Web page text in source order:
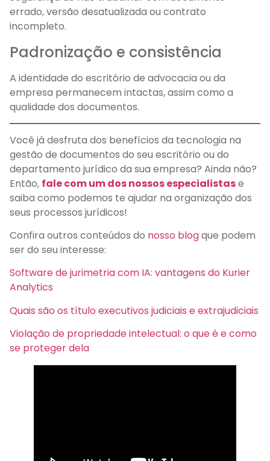
errado, versão desatualizada ou contrato
incompleto.
Padronização e consistência
A identidade do escritório de advocacia ou da
empresa permanecem intactas, assim como a
qualidade dos documentos.
Você já desfruta dos benefícios da tecnologia na
gestão de documentos do seu escritório ou do
departamento jurídico da sua empresa? Ainda não?
Então, fale com um dos nossos especialistase
saiba como podemos te ajudar na organização dos
seus processos jurídicos!
Confira outros conteúdos do nosso blogque podem
ser do seu interesse:
Software de jurimetria com IA: vantagens do Kurier
Analytics
Quais são os título executivos judiciais e extrajudiciais
Violação de propriedade intelectual: o que é e como
se proteger dela